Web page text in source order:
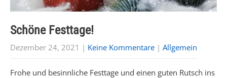
Schöne Festtage!
Dezember 24, 2021 | Keine Kommentare | Allgemein
Frohe und besinnliche Festtage und einen guten Rutsch ins